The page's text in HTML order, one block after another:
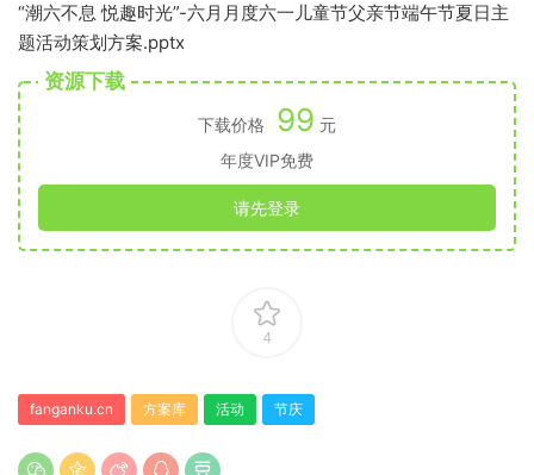
“潮六不息 悦趣时光”-六月月度六一儿童节父亲节端午节夏日主
题活动策划方案.pptx
资源下载
下载价格 99 元
年度VIP免费
请先登录
4
fanganku.cn 方案库 活动 节庆